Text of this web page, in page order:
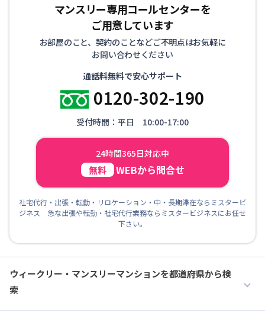
マンスリー専用コールセンターを
ご用意しています
お部屋のこと、契約のことなどご不明点はお気軽に
お問い合わせください
通話料無料で安心サポート
0120-302-190
受付時間：平日 10:00-17:00
24時間365日対応中
無料 WEBから問合せ
社宅代行・出張・転勤・リロケーション・中・長期滞在ならミスタービ
ジネス 急な出張や転勤・社宅代行業務ならミスタービジネスにお任せ
下さい。
ウィークリー・マンスリーマンションを都道府県から検
索